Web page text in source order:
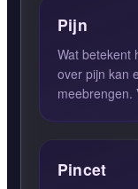
Pijn
Wat betekent
over pijn kan
meebrengen.
Pincet